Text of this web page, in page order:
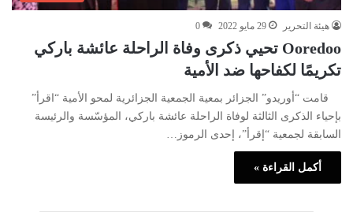
هيئة التحرير 29 مايو 2022 0
Ooredoo تحيي ذكرى وفاة الراحلة عائشة باركي
تكريمًا لكفاحها ضد الأمية
قامت “أوريدو” الجزائر بمعية الجمعية الجزائرية لمحو الأمية “اقرأ”
بإحياء الذكرى الثالثة لوفاة الراحلة عائشة باركي، المؤسّسة والرئيسة
السابقة لجمعية “إقرأ”، إحدى الرموز…
أكمل القراءة »